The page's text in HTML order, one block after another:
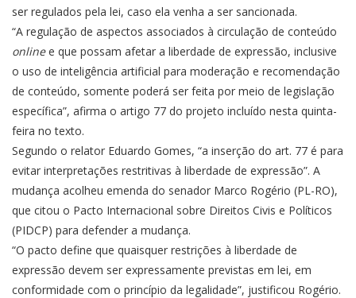
ser regulados pela lei, caso ela venha a ser sancionada.
“A regulação de aspectos associados à circulação de conteúdo
onlinee que possam afetar a liberdade de expressão, inclusive
o uso de inteligência artificial para moderação e recomendação
de conteúdo, somente poderá ser feita por meio de legislação
específica”, afirma o artigo 77 do projeto incluído nesta quinta-
feira no texto.
Segundo o relator Eduardo Gomes, “a inserção do art. 77 é para
evitar interpretações restritivas à liberdade de expressão”. A
mudança acolheu emenda do senador Marco Rogério (PL-RO),
que citou o Pacto Internacional sobre Direitos Civis e Políticos
(PIDCP) para defender a mudança.
“O pacto define que quaisquer restrições à liberdade de
expressão devem ser expressamente previstas em lei, em
conformidade com o princípio da legalidade”, justificou Rogério.